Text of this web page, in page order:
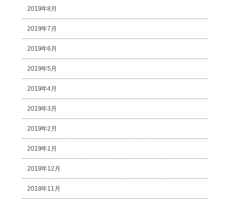
2019年8月
2019年7月
2019年6月
2019年5月
2019年4月
2019年3月
2019年2月
2019年1月
2018年12月
2018年11月